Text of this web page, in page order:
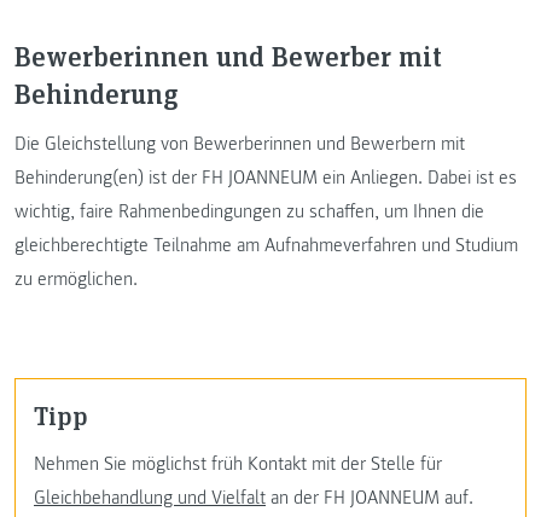
Bewerberinnen und Bewerber mit
Behinderung
Die Gleichstellung von Bewerberinnen und Bewerbern mit
Behinderung(en) ist der FH JOANNEUM ein Anliegen. Dabei ist es
wichtig, faire Rahmenbedingungen zu schaffen, um Ihnen die
gleichberechtigte Teilnahme am Aufnahmeverfahren und Studium
zu ermöglichen.
Tipp
Nehmen Sie möglichst früh Kontakt mit der Stelle für
Gleichbehandlung und Vielfalt an der FH JOANNEUM auf.